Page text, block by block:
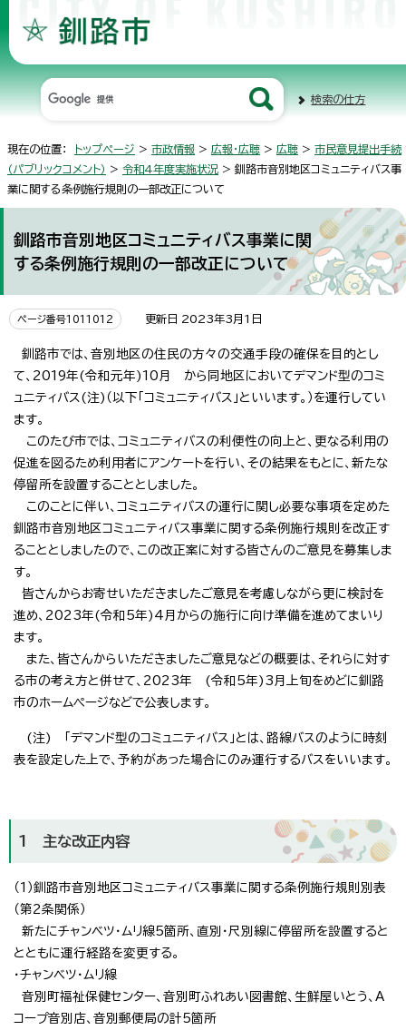
検索の仕方
現在の位置： トップページ > 市政情報 > 広報・広聴 > 広聴 > 市民意見提出手続
（パブリックコメント） > 令和4年度実施状況 > 釧路市音別地区コミュニティバス事
業に関する条例施行規則の一部改正について
釧路市音別地区コミュニティバス事業に関
する条例施行規則の一部改正について
ページ番号1011012 更新日 2023年3月1日
釧路市では、音別地区の住民の方々の交通手段の確保を目的とし
て、2019年(令和元年)10月 から同地区においてデマンド型のコミ
ュニティバス(注)（以下「コミュニティバス」といいます。）を運行してい
ます。
このたび市では、コミュニティバスの利便性の向上と、更なる利用の
促進を図るため利用者にアンケートを行い、その結果をもとに、新たな
停留所を設置することとしました。
このことに伴い、コミュニティバスの運行に関し必要な事項を定めた
釧路市音別地区コミュニティバス事業に関する条例施行規則を改正す
ることとしましたので、この改正案に対する皆さんのご意見を募集しま
す。
皆さんからお寄せいただきましたご意見を考慮しながら更に検討を
進め、2023年(令和5年)4月からの施行に向け準備を進めてまいり
ます。
また、皆さんからいただきましたご意見などの概要は、それらに対す
る市の考え方と併せて、2023年 (令和5年)3月上旬をめどに釧路
市のホームページなどで公表します。
(注) 「デマンド型のコミュニティバス」とは、路線バスのように時刻
表を設定した上で、予約があった場合にのみ運行するバスをいいます。
1 主な改正内容
（1）釧路市音別地区コミュニティバス事業に関する条例施行規則別表
（第2条関係）
新たにチャンベツ・ムリ線5箇所、直別・尺別線に停留所を設置すると
とともに運行経路を変更する。
・チャンベツ・ムリ線
音別町福祉保健センター、音別町ふれあい図書館、生鮮屋いとう、A
コープ音別店、音別郵便局の計5箇所